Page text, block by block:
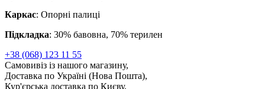
Каркас: Опорні палиці
Підкладка: 30% бавовна, 70% терилен
+38 (068) 123 11 55
Самовивіз із нашого магазину,
Доставка по Україні (Нова Пошта),
Кур'єрська доставка по Києву.